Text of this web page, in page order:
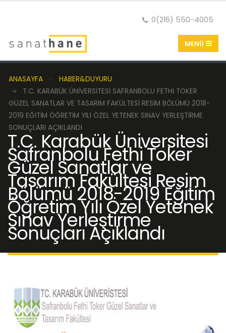
0(216) 550-4005
ANASAYFA
HABER&DUYURU
T.C. KARABÜK ÜNIVERSITESI SAFRANBOLU FETHI TOKER
GÜZEL SANATLAR VE TASARIM FAKÜLTESI RESIM BÖLÜMÜ 2018-
2019 EĞITIM ÖĞRETIM YILI ÖZEL YETENEK SINAV YERLEŞTIRME
SONUÇLARI AÇIKLANDI
T.C. Karabük Üniversitesi
Safranbolu Fethi Toker
Güzel Sanatlar ve
Tasarım Fakültesi Resim
Bölümü 2018-2019 Eğitim
Öğretim Yılı Özel Yetenek
Sınav Yerleştirme
Sonuçları Açıklandı